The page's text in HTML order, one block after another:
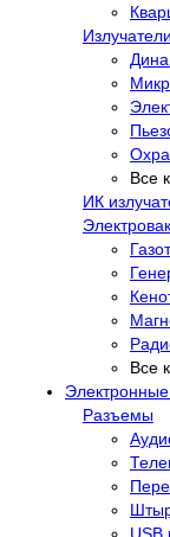
Все
ИК
Все
Разъемы